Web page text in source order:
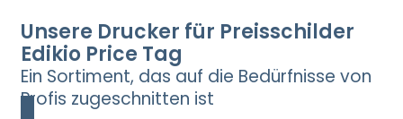
Unsere Drucker für Preisschilder
Edikio Price Tag
Ein Sortiment, das auf die Bedürfnisse von
Profis zugeschnitten ist